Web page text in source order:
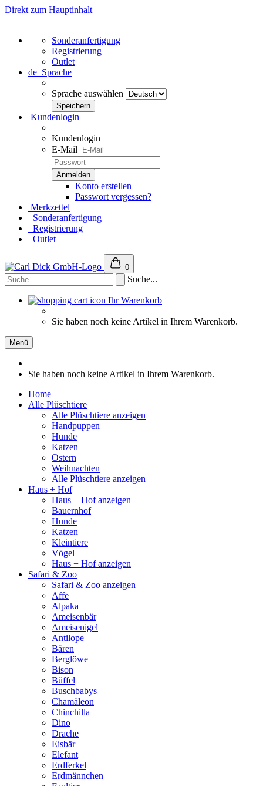
Direkt zum Hauptinhalt
Sonderanfertigung
Registrierung
Outlet
de Sprache
Sprache auswählen
Kundenlogin
Kundenlogin
E-Mail
Konto erstellen
Passwort vergessen?
Merkzettel
Sonderanfertigung
Registrierung
Outlet
0
Suche...
Ihr Warenkorb
Sie haben noch keine Artikel in Ihrem Warenkorb.
Menü
Sie haben noch keine Artikel in Ihrem Warenkorb.
Home
Alle Plüschtiere
Alle Plüschtiere anzeigen
Handpuppen
Hunde
Katzen
Ostern
Weihnachten
Alle Plüschtiere anzeigen
Haus + Hof
Haus + Hof anzeigen
Bauernhof
Hunde
Katzen
Kleintiere
Vögel
Haus + Hof anzeigen
Safari & Zoo
Safari & Zoo anzeigen
Affe
Alpaka
Ameisenbär
Ameisenigel
Antilope
Bären
Berglöwe
Bison
Büffel
Buschbabys
Chamäleon
Chinchilla
Dino
Drache
Eisbär
Elefant
Erdferkel
Erdmännchen